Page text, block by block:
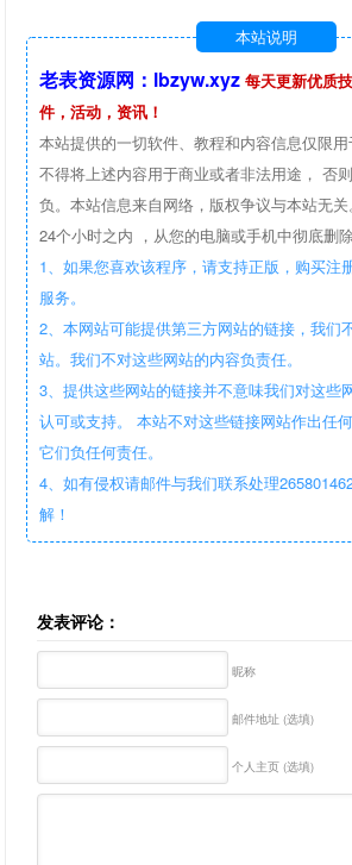
本站说明
老表资源网：lbzyw.xyz 每天更新优质
件，活动，资讯！
本站提供的一切软件、教程和内容信息仅限用
不得将上述内容用于商业或者非法用途， 否
负。本站信息来自网络，版权争议与本站无
24个小时之内 ，从您的电脑或手机中彻底删除
1、如果您喜欢该程序，请支持正版，购买注
服务。
2、本网站可能提供第三方网站的链接，我们
站。我们不对这些网站的内容负责任。
3、提供这些网站的链接并不意味我们对这些
认可或支持。 本站不对这些链接网站作出任
它们负任何责任。
4、如有侵权请邮件与我们联系处理
解！
发表评论：
昵称
邮件地址 (选填)
个人主页 (选填)